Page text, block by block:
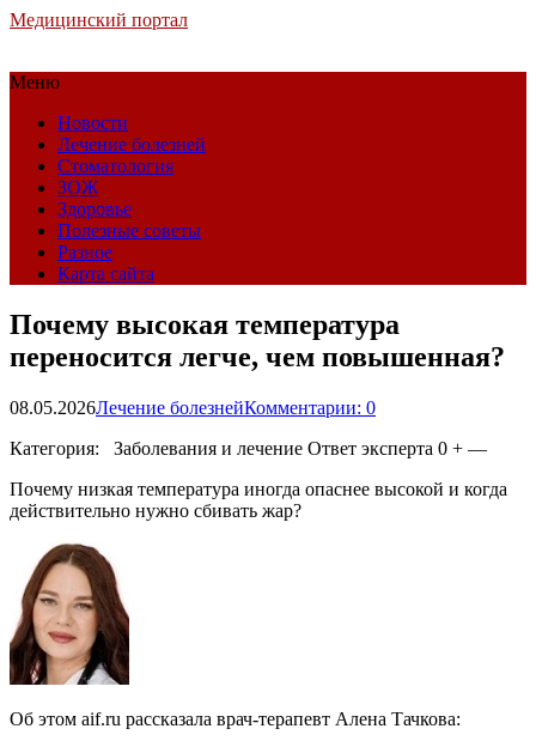
Медицинский портал
Меню
Новости
Лечение болезней
Стоматология
ЗОЖ
Здоровье
Полезные советы
Разное
Карта сайта
Почему высокая температура
переносится легче, чем повышенная?
08.05.2026Лечение болезнейКомментарии: 0
Категория: Заболевания и лечение Ответ эксперта 0 + —
Почему низкая температура иногда опаснее высокой и когда
действительно нужно сбивать жар?
Об этом aif.ru рассказала врач-терапевт Алена Тачкова: